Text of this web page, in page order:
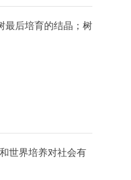
最后培育的结晶；树
世界培养对社会有